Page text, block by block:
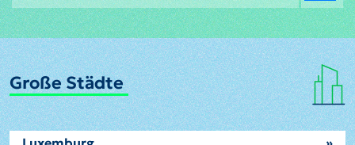
Große Städte